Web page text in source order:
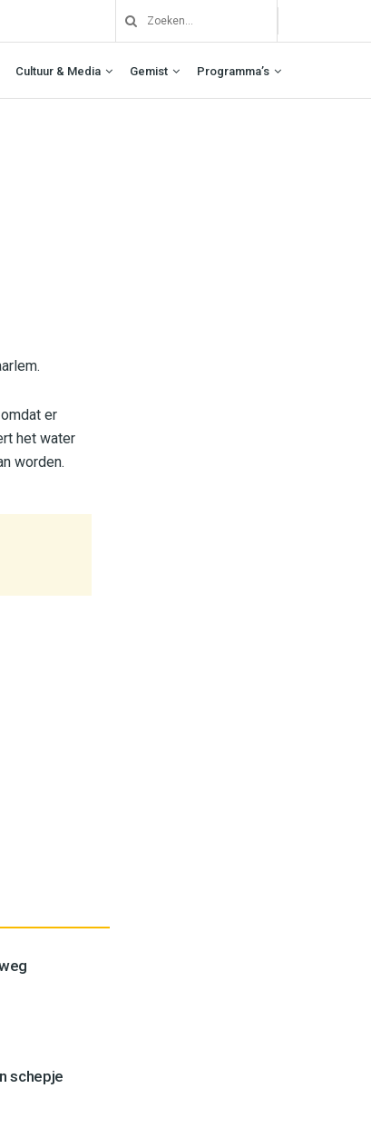
Cultuur & Media Gemist Programma’s
er
het water
worden.
schepje